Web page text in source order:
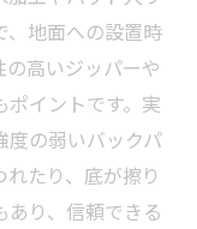
、地面への設置時
高いジッパーや
イントです。実
度の弱いバックパ
たり、底が擦り
り、信頼できる